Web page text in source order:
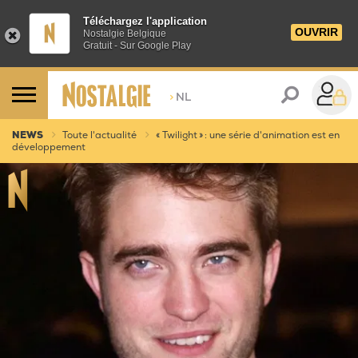
Téléchargez l'application
Nostalgie Belgique
Gratuit - Sur Google Play
OUVRIR
> NL
NEWS Toute l'actualité
« Twilight » : une série d'animation est en
développement